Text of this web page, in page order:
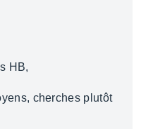
HB,
cherches plutôt